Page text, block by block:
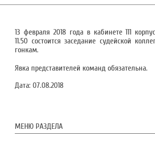
13 февраля 2018 года в кабинете 111
11.50 состоится заседание судейской
гонкам.
Явка представителей команд обязательна.
Дата: 07.08.2018
МЕНЮ РАЗДЕЛА